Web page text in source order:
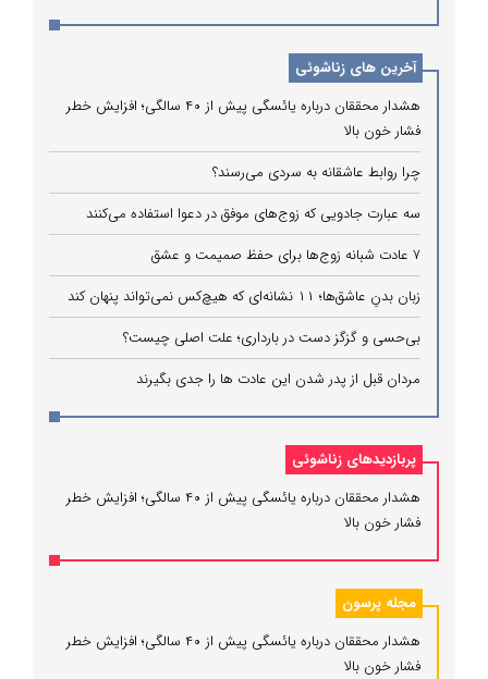
آخرین های زناشوئی
هشدار محققان درباره یائسگی پیش از ۴۰ سالگی؛ افزایش خطر
فشار خون بالا
چرا روابط عاشقانه به سردی می‌رسند؟
سه عبارت جادویی که زوج‌های موفق در دعوا استفاده می‌کنند
۷ عادت شبانه زوج‌ها برای حفظ صمیمت و عشق
زبان بدنِ عاشق‌ها؛ ۱۱ نشانه‌ای که هیچ‌کس نمی‌تواند پنهان کند
بی‌حسی و گزگز دست در بارداری؛ علت اصلی چیست؟
مردان قبل از پدر شدن این عادت ها را جدی بگیرند
پربازدیدهای زناشوئی
هشدار محققان درباره یائسگی پیش از ۴۰ سالگی؛ افزایش خطر
فشار خون بالا
مجله پرسون
هشدار محققان درباره یائسگی پیش از ۴۰ سالگی؛ افزایش خطر
فشار خون بالا